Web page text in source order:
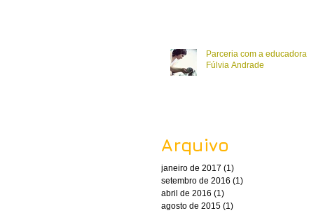
Parceria com a educadora
Fúlvia Andrade
Arquivo
janeiro de 2017 (1)
setembro de 2016 (1)
abril de 2016 (1)
agosto de 2015 (1)